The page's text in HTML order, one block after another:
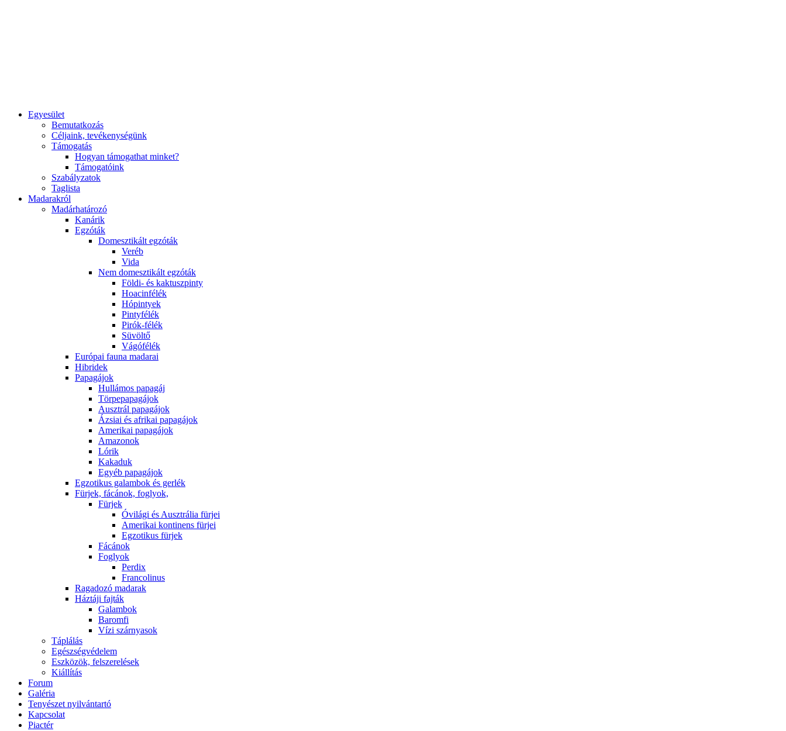
Egyesület
Bemutatkozás
Céljaink, tevékenységünk
Támogatás
Hogyan támogathat minket?
Támogatóink
Szabályzatok
Taglista
Madarakról
Madárhatározó
Kanárik
Egzóták
Domesztikált egzóták
Veréb
Vida
Nem domesztikált egzóták
Földi- és kaktuszpinty
Hoacinfélék
Hópintyek
Pintyfélék
Pirók-félék
Süvöltő
Vágófélék
Európai fauna madarai
Hibridek
Papagájok
Hullámos papagáj
Törpepapagájok
Ausztrál papagájok
Ázsiai és afrikai papagájok
Amerikai papagájok
Amazonok
Lórik
Kakaduk
Egyéb papagájok
Egzotikus galambok és gerlék
Fürjek, fácánok, foglyok,
Fürjek
Óvilági és Ausztrália fürjei
Amerikai kontinens fürjei
Egzotikus fürjek
Fácánok
Foglyok
Perdix
Francolinus
Ragadozó madarak
Háztáji fajták
Galambok
Baromfi
Vízi szárnyasok
Táplálás
Egészségvédelem
Eszközök, felszerelések
Kiállítás
Forum
Galéria
Tenyészet nyilvántartó
Kapcsolat
Piactér